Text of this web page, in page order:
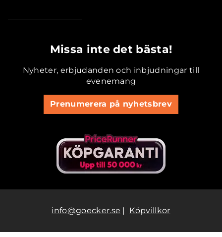
Missa inte det bästa!
Nyheter, erbjudanden och inbjudningar till
evenemang
Prenumerera på nyhetsbrev
info@goecker.se | Köpvillkor